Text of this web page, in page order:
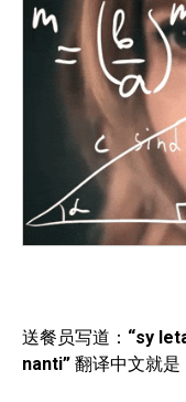
送餐员写道： “sy
nanti” 翻译中文就是